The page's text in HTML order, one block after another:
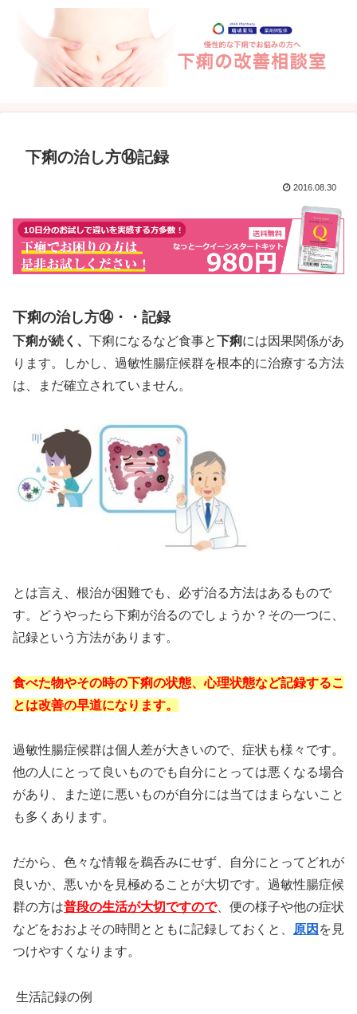
下痢の治し方⑭記録
2016.08.30
下痢の治し方⑭・・記録
下痢が続く、 下痢になるなど食事と下痢には因果関係があ
ります。しかし、過敏性腸症候群を根本的に治療する方法
は、まだ確立されていません。
とは言え、根治が困難でも、必ず治る方法はあるもので
す。どうやったら下痢が治るのでしょうか？その一つに、
記録という方法があります。
食べた物やその時の下痢の状態、心理状態など記録するこ
とは改善の早道になります。
過敏性腸症候群は個人差が大きいので、症状も様々です。
他の人にとって良いものでも自分にとっては悪くなる場合
があり、また逆に悪いものが自分には当てはまらないこと
も多くあります。
だから、色々な情報を鵜呑みにせず、自分にとってどれが
良いか、悪いかを見極めることが大切です。過敏性腸症候
群の方は普段の生活が大切ですので、便の様子や他の症状
などをおおよその時間とともに記録しておくと、
原因 を見
つけやすくなります。
生活記録の例